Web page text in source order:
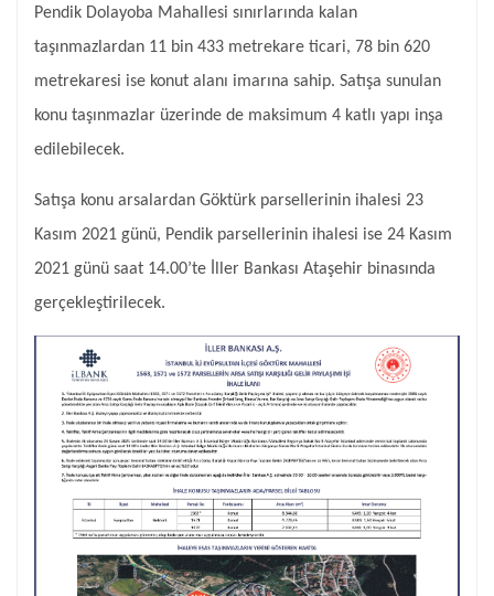
Pendik Dolayoba Mahallesi sınırlarında kalan
taşınmazlardan 11 bin 433 metrekare ticari, 78 bin 620
metrekaresi ise konut alanı imarına sahip. Satışa sunulan
konu taşınmazlar üzerinde de maksimum 4 katlı yapı inşa
edilebilecek.
Satışa konu arsalardan Göktürk parsellerinin ihalesi 23
Kasım 2021 günü, Pendik parsellerinin ihalesi ise 24 Kasım
2021 günü saat 14.00’te İller Bankası Ataşehir binasında
gerçekleştirilecek.